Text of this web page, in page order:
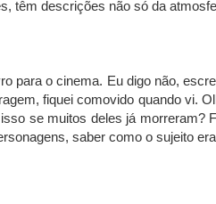
têm descrições não só da
para o cinema. Eu digo não,
fiquei comovido quando vi.
se muitos deles já
saber como o sujeito